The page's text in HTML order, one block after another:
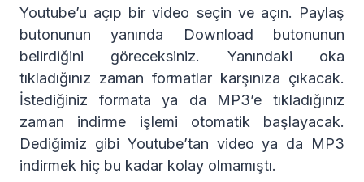
Youtube’u açıp bir video seçin ve açın. Paylaş
butonunun yanında Download butonunun
belirdiğini göreceksiniz. Yanındaki oka
tıkladığınız zaman formatlar karşınıza çıkacak.
İstediğiniz formata ya da MP3’e tıkladığınız
zaman indirme işlemi otomatik başlayacak.
Dediğimiz gibi Youtube’tan video ya da MP3
indirmek hiç bu kadar kolay olmamıştı.